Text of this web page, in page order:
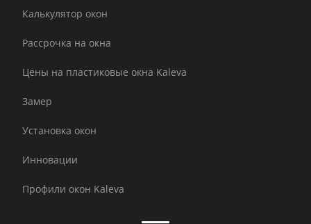
Калькулятор окон
Рассрочка на окна
Цены на пластиковые окна Kaleva
Замер
Установка окон
Инновации
Профили окон Kaleva